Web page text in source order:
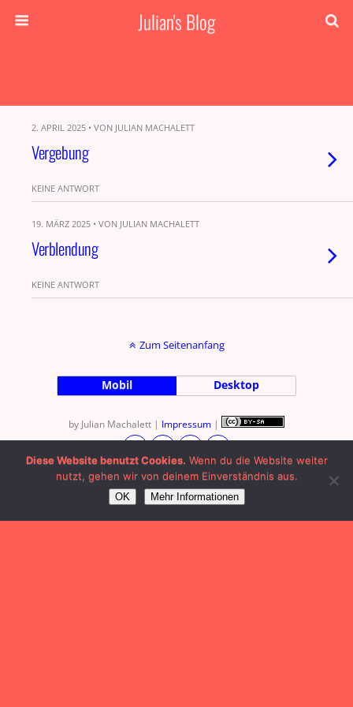
Julian's Blog
2. APRIL 2025 • VON JULIAN MACHALETT
Vergebung
KEINE ANTWORT
19. MÄRZ 2025 • VON JULIAN MACHALETT
Verblendung
KEINE ANTWORT
Zum Seitenanfang
Mobil Desktop
by Julian Machalett | Impressum |
Diese Website benutzt Cookies. Wenn du die Website weiter
nutzt, gehen wir von deinem Einverständnis aus.
OK Mehr Informationen